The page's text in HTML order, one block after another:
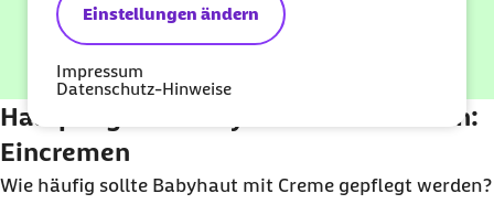
Einstellungen ändern
Impressum
Datenschutz-Hinweise
Hautpflege bei Babys und Kleinkindern:
Eincremen
Wie häufig sollte Babyhaut mit Creme gepflegt werden?